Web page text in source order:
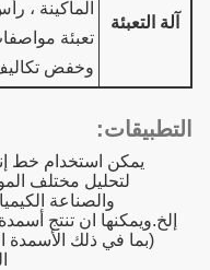
آلة التعبئة
الماكينة ،
تعبئة
وخفض
التطبيقات:
يمكن استخدام خط
لتحليل مختلف
والصناعة
إلخ.ويمكنها ان تنتج
(بما في ذلك الأسمدة